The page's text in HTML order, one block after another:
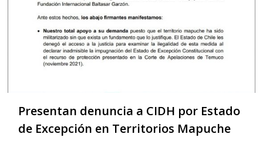
Presentan denuncia a CIDH por Estado
de Excepción en Territorios Mapuche